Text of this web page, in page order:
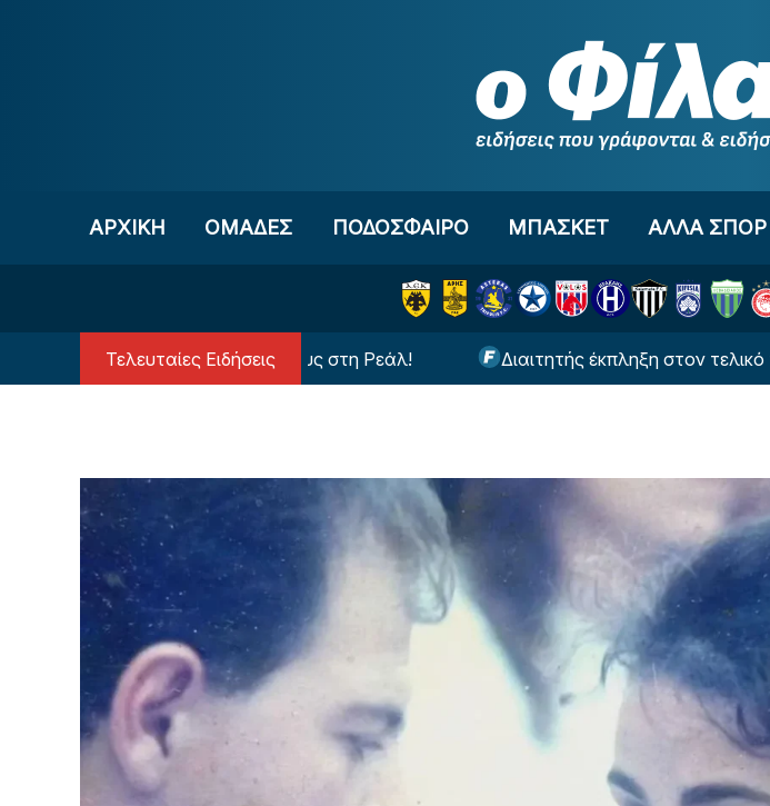
ΑΡΧΙΚΗ OΜΑΔΕΣ ΠΟΔΟΣΦΑΙΡΟ ΜΠΑΣΚΕΤ ΑΛΛΑ ΣΠΟΡ
Τελευταίες Ειδήσεις
με τον Βινίσιους στη Ρεάλ! Διαιτητής έκπληξη στον τελικό του